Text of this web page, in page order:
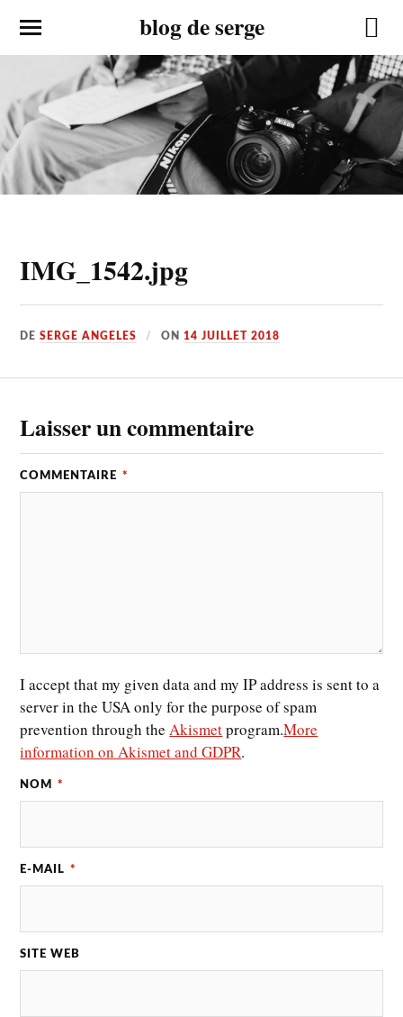
blog de serge
IMG_1542.jpg
DESERGE ANGELES ON14 JUILLET 2018
Laisser un commentaire
COMMENTAIRE *
I accept that my given data and my IP address is sent to a
server in the USA only for the purpose of spam
prevention through theAkismetprogram.More
information on Akismet and GDPR.
NOM *
E-MAIL *
SITE WEB